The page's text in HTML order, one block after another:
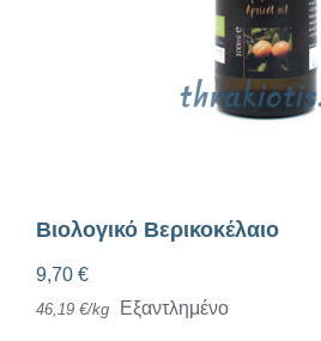
Βιολογικό Βερικοκέλαιο
9,70 €
46,19 €/kg Εξαντλημένο